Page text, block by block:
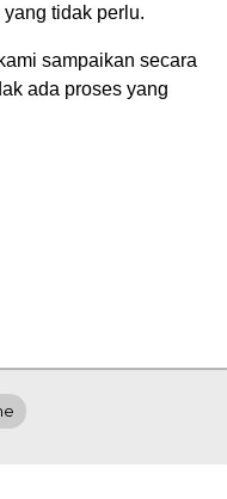
tidak perlu.
sampaikan secara
ada proses yang